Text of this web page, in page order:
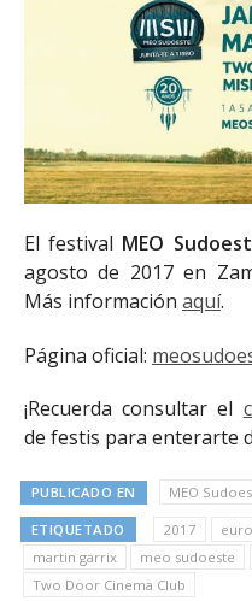
El festival MEO
agosto de 2017 en
Más información aquí.
Página oficial:
¡Recuerda consultar el
de festis para enterarte
PUBLICADO EN MEO
ETIQUETADO 2017
martin garrix
meo sudoeste
Two Door Cinema Club